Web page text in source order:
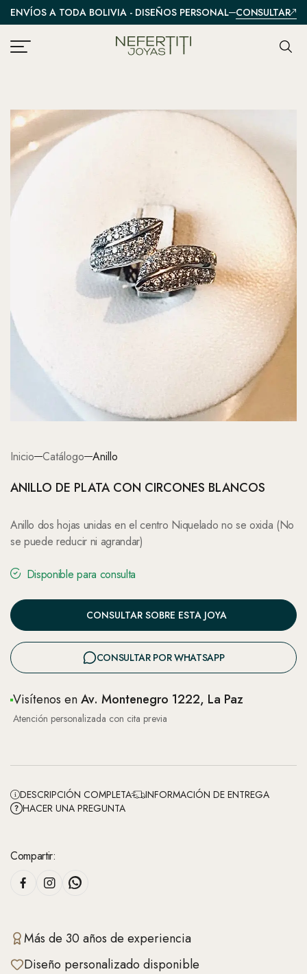
ENVÍOS A TODA BOLIVIA - DISEÑOS PERSONALIZADOS
CONSULTAR
Inicio Catálogo Anillo
ANILLO DE PLATA CON CIRCONES BLANCOS
Anillo dos hojas unidas en el centro Niquelado no se oxida (No
se puede reducir ni agrandar)
Disponible para consulta
CONSULTAR SOBRE ESTA JOYA
CONSULTAR POR WHATSAPP
Visítenos enAv. Montenegro 1222, La Paz
Atención personalizada con cita previa
DESCRIPCIÓN COMPLETA
INFORMACIÓN DE ENTREGA
HACER UNA PREGUNTA
Compartir:
Más de 30 años de experiencia
Diseño personalizado disponible